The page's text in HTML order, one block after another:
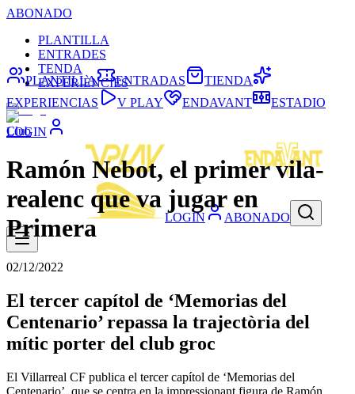
ABONADO
PLANTILLA
ENTRADES
TENDA
EXPERIÈNCIES
LOGIN
LOGIN ABONADO
PLANTILLA ENTRADAS
TIENDA
EXPERIENCIAS
V PLAY ENDAVANT ESTADIO
Club
Ramón Nebot, el primer vila-
realenc que va jugar en
Primera
02/12/2022
El tercer capítol de ‘Memorias del
Centenario’ repassa la trajectòria del
mític porter del club groc
El Villarreal CF publica el tercer capítol de ‘Memorias del
Centenario’, que se centra en la impressionant figura de Ramón